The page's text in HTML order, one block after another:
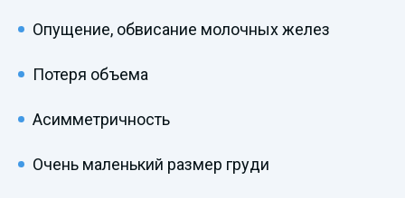
Опущение, обвисание молочных желез
Потеря объема
Асимметричность
Очень маленький размер груди